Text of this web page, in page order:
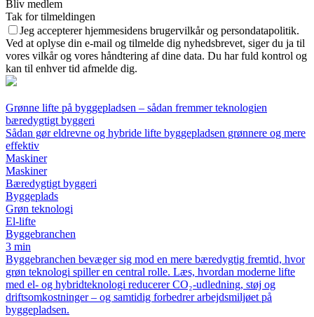
Bliv medlem
Tak for tilmeldingen
Jeg accepterer hjemmesidens brugervilkår og persondatapolitik.
Ved at oplyse din e-mail og tilmelde dig nyhedsbrevet, siger du ja til
vores vilkår og vores håndtering af dine data. Du har fuld kontrol og
kan til enhver tid afmelde dig.
Grønne lifte på byggepladsen – sådan fremmer teknologien
bæredygtigt byggeri
Sådan gør eldrevne og hybride lifte byggepladsen grønnere og mere
effektiv
Maskiner
Maskiner
Bæredygtigt byggeri
Byggeplads
Grøn teknologi
El-lifte
Byggebranchen
3 min
Byggebranchen bevæger sig mod en mere bæredygtig fremtid, hvor
grøn teknologi spiller en central rolle. Læs, hvordan moderne lifte
med el- og hybridteknologi reducerer CO₂-udledning, støj og
driftsomkostninger – og samtidig forbedrer arbejdsmiljøet på
byggepladsen.